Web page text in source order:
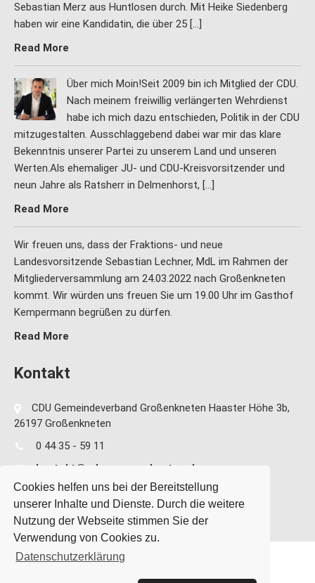
Cookies helfen uns bei der Bereitstellung
unserer Inhalte und Dienste. Durch die weitere
Nutzung der Webseite stimmen Sie der
Verwendung von Cookies zu.
Datenschutzerklärung
Sebastian Merz aus Huntlosen durch. Mit Heike Siedenberg
haben wir eine Kandidatin, die über 25 […]
Read More
Über mich Moin!Seit 2009 bin ich Mitglied der CDU.
Nach meinem freiwillig verlängerten Wehrdienst
habe ich mich dazu entschieden, Politik in der CDU
mitzugestalten. Ausschlaggebend dabei war mir das klare
Bekenntnis unserer Partei zu unserem Land und unseren
Werten.Als ehemaliger JU- und CDU-Kreisvorsitzender und
neun Jahre als Ratsherr in Delmenhorst, […]
Read More
Wir freuen uns, dass der Fraktions- und neue
Landesvorsitzende Sebastian Lechner, MdL im Rahmen der
Mitgliederversammlung am 24.03.2022 nach Großenkneten
kommt. Wir würden uns freuen Sie um 19.00 Uhr im Gasthof
Kempermann begrüßen zu dürfen.
Read More
Kontakt
CDU Gemeindeverband Großenkneten Haaster Höhe 3b,
26197 Großenkneten
0 44 35 - 59 11
kontakt@cdu-grossenkneten.de